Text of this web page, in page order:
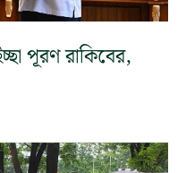
পূরণ রাকিবের,